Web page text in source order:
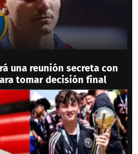
una reunión secreta con
tomar decisión final